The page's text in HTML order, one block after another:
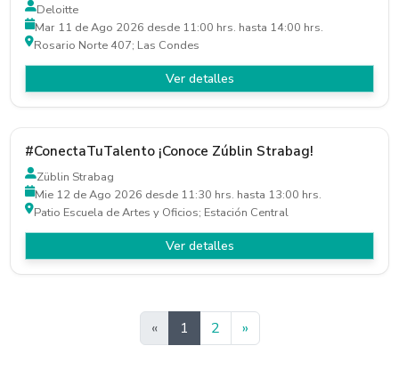
Deloitte
Mar 11 de Ago 2026 desde 11:00 hrs. hasta 14:00 hrs.
Rosario Norte 407; Las Condes
Ver detalles
#ConectaTuTalento ¡Conoce Zúblin Strabag!
Züblin Strabag
Mie 12 de Ago 2026 desde 11:30 hrs. hasta 13:00 hrs.
Patio Escuela de Artes y Oficios; Estación Central
Ver detalles
« 1 2 »Siguiente